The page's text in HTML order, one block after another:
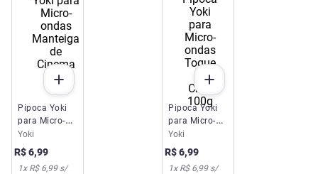
Pipoca Yoki
para Micro-
ondas
Manteiga de
Cinema 100g
Yoki
R$6,99
1x R$ 6,99s/
Pipoca Yoki
para Micro-
ondas Toque
de Chef 100g
Yoki
R$6,99
1x R$ 6,99s/